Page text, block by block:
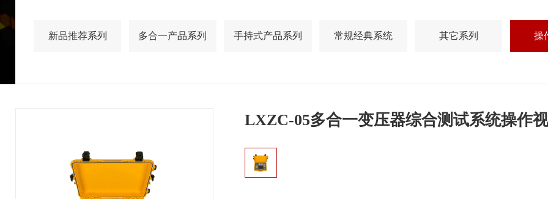
新品推荐系列 多合一产品系列 手持式产品系列 常规经典系统 其它系列 操
LXZC-05多合一变压器综合测试系统操作